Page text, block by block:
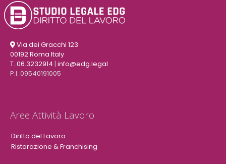
Via dei Gracchi 123
00192 Roma Italy
T. 06.3232914 | info@edg.legal
P.I. 09540191005
Aree Attività Lavoro
Diritto del Lavoro
Ristorazione & Franchising